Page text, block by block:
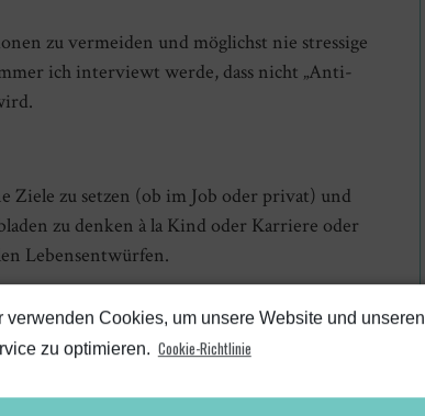
verwenden Cookies, um unsere Website und unseren
zu optimieren. Cookie-Richtlinie
zu vermeiden und möglichst nie stressige
ich interviewt werde, dass nicht „Anti-
zu setzen (ob im Job oder privat) und
zu denken à la Kind oder Karriere oder
Lebensentwürfen.
Mittwoch in deiner Woche: Priorisieren,
und nicht nur versuchen alles
gar nicht tun müsstest, wenn du die
(der immer wieder da sein wird) umgehen zu